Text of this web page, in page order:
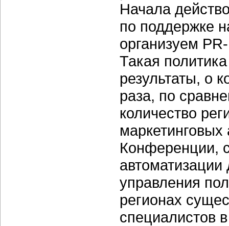
Начала
по поддержке
организуем
Такая
результаты, о
раза, по
количество
Конференции,
управления
регионах
специалистов